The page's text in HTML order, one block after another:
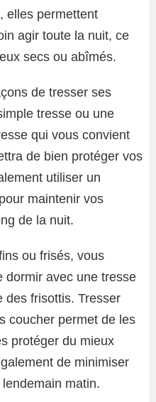
elles permettent
agir toute la nuit, ce
secs ou abîmés.
de tresser ses
tresse ou une
qui vous convient
de bien protéger vos
utiliser un
maintenir vos
de la nuit.
ou frisés, vous
dormir avec une tresse
des frisottis. Tresser
coucher permet de les
protéger du mieux
de minimiser
matin.